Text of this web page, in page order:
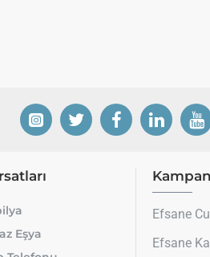
Eşya
Efsane
Efsane